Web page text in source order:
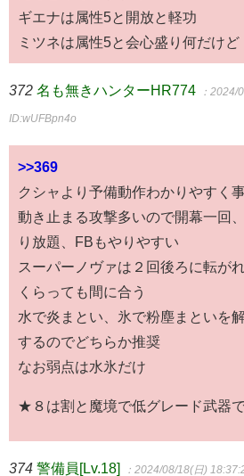
ギエナは属性5と開放と軽功
ミツネは属性5と会心盛り何だけど
372 名も無きハンターHR774 ：2024/
ID:wUFBpn4o
>>369
クシャより予備動作わかりやすく
動き止まる攻撃多いので開幕一回
り放題、FBもやりやすい
スーパーノヴァは２回後ろに転が
くらっても間に合う
水で炎まとい、氷で粉塵まといを
するのでどちらか推奨
なお弱点は水氷だけ
★８は割と魔境で低グレード武器
374 警備員[Lv.18] ：2024/08/18(日)